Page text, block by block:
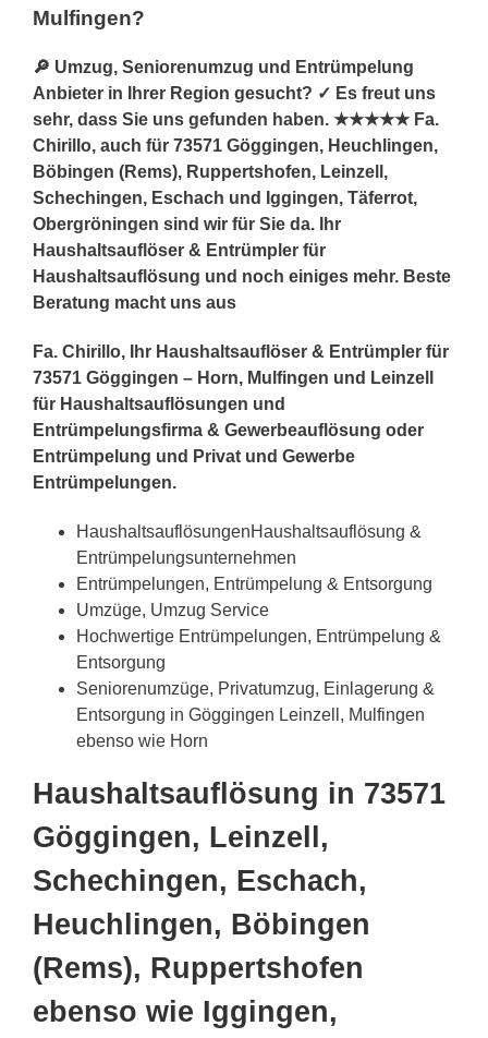
Mulfingen?
🔎 Umzug, Seniorenumzug und Entrümpelung
Anbieter in Ihrer Region gesucht? ✓ Es freut uns
sehr, dass Sie uns gefunden haben. ★★★★★ Fa.
Chirillo, auch für 73571 Göggingen, Heuchlingen,
Böbingen (Rems), Ruppertshofen, Leinzell,
Schechingen, Eschach und Iggingen, Täferrot,
Obergröningen sind wir für Sie da. Ihr
Haushaltsauflöser & Entrümpler für
Haushaltsauflösung und noch einiges mehr. Beste
Beratung macht uns aus
Fa. Chirillo, Ihr Haushaltsauflöser & Entrümpler für
73571 Göggingen – Horn, Mulfingen und Leinzell
für Haushaltsauflösungen und
Entrümpelungsfirma & Gewerbeauflösung oder
Entrümpelung und Privat und Gewerbe
Entrümpelungen.
HaushaltsauflösungenHaushaltsauflösung &
Entrümpelungsunternehmen
Entrümpelungen, Entrümpelung & Entsorgung
Umzüge, Umzug Service
Hochwertige Entrümpelungen, Entrümpelung &
Entsorgung
Seniorenumzüge, Privatumzug, Einlagerung &
Entsorgung in Göggingen Leinzell, Mulfingen
ebenso wie Horn
Haushaltsauflösung in 73571
Göggingen, Leinzell,
Schechingen, Eschach,
Heuchlingen, Böbingen
(Rems), Ruppertshofen
ebenso wie Iggingen,